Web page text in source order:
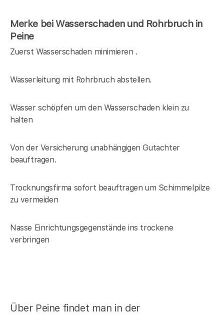
Merke bei Wasserschaden und Rohrbruch in
Peine
Zuerst Wasserschaden minimieren .
Wasserleitung mit Rohrbruch abstellen.
Wasser schöpfen um den Wasserschaden klein zu
halten
Von der Versicherung unabhängigen Gutachter
beauftragen.
Trocknungsfirma sofort beauftragen um Schimmelpilze
zu vermeiden
Nasse Einrichtungsgegenstände ins trockene
verbringen
Über Peine findet man in der